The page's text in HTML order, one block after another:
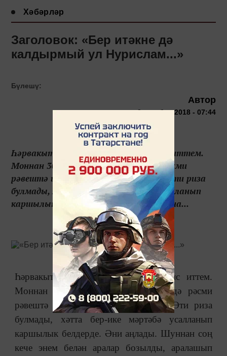
Хәбәрләр
Заголовок: «Бер итәкне дә
калдырмый ул Нурислам...»
Бүлешү:
Автор
2 октября 2018 - 07:44
Һәрвакыт үземне мөселман итеп хис иттем.
Моннан 30 ел элек, 26-27 яшьләрдә рәсми
рәвештә ислам динен кабул иттем. Әти риза
булмады, хәтта бер-ике мәртәбә усалланып
каршылык белдерде. Әни аңлады. Шунна...
Һәрвакыт үземне мөселман итеп хис иттем.
Моннан 30 ел элек, 26-27 яшьләрдә рәсми
рәвештә ислам динен кабул иттем. Әти риза
булмады, хәтта бер-ике мәртәбә усалланып
каршылык белдерде. Әни аңлады. Шуннан соң
кече энем белән аралар бозылды, аралашып